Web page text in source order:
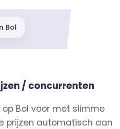
Bol
/ concurrenten
Bol voor met slimme
prijzen automatisch aan